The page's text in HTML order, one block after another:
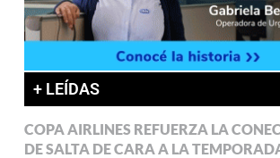
+ LEÍDAS
COPA AIRLINES REFUERZA LA
DE SALTA DE CARA A LA